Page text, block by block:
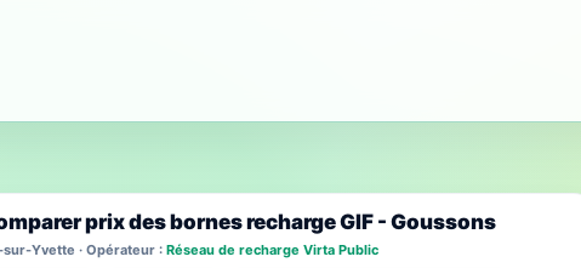
prix des bornes recharge GIF - Goussons
sur-Yvette · Opérateur : Réseau de recharge Virta Public